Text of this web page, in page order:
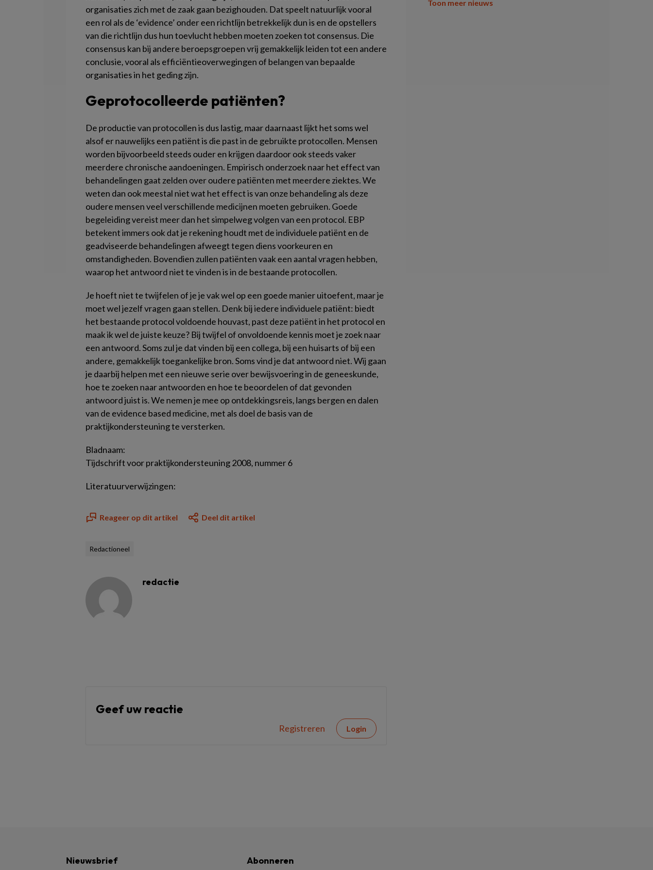
organisaties zich met de zaak gaan bezighouden. Dat speelt natuurlijk vooral
een rol als de ‘evidence’ onder een richtlijn betrekkelijk dun is en de opstellers
van die richtlijn dus hun toevlucht hebben moeten zoeken tot consensus. Die
consensus kan bij andere beroepsgroepen vrij gemakkelijk leiden tot een andere
conclusie, vooral als efficiëntieoverwegingen of belangen van bepaalde
organisaties in het geding zijn.
Geprotocolleerde patiënten?
De productie van protocollen is dus lastig, maar daarnaast lijkt het soms wel
alsof er nauwelijks een patiënt is die past in de gebruikte protocollen. Mensen
worden bijvoorbeeld steeds ouder en krijgen daardoor ook steeds vaker
meerdere chronische aandoeningen. Empirisch onderzoek naar het effect van
behandelingen gaat zelden over oudere patiënten met meerdere ziektes. We
weten dan ook meestal niet wat het effect is van onze behandeling als deze
oudere mensen veel verschillende medicijnen moeten gebruiken. Goede
begeleiding vereist meer dan het simpelweg volgen van een protocol. EBP
betekent immers ook dat je rekening houdt met de individuele patiënt en de
geadviseerde behandelingen afweegt tegen diens voorkeuren en
omstandigheden. Bovendien zullen patiënten vaak een aantal vragen hebben,
waarop het antwoord niet te vinden is in de bestaande protocollen.
Je hoeft niet te twijfelen of je je vak wel op een goede manier uitoefent, maar je
moet wel jezelf vragen gaan stellen. Denk bij iedere individuele patiënt: biedt
het bestaande protocol voldoende houvast, past deze patiënt in het protocol en
maak ik wel de juiste keuze? Bij twijfel of onvoldoende kennis moet je zoek naar
een antwoord. Soms zul je dat vinden bij een collega, bij een huisarts of bij een
andere, gemakkelijk toegankelijke bron. Soms vind je dat antwoord niet. Wij gaan
je daarbij helpen met een nieuwe serie over bewijsvoering in de geneeskunde,
hoe te zoeken naar antwoorden en hoe te beoordelen of dat gevonden
antwoord juist is. We nemen je mee op ontdekkingsreis, langs bergen en dalen
van de evidence based medicine, met als doel de basis van de
praktijkondersteuning te versterken.
Bladnaam:
Tijdschrift voor praktijkondersteuning 2008, nummer 6
Literatuurverwijzingen:
Reageer op dit artikel Deel dit artikel
Redactioneel
redactie
Geef uw reactie
Registreren Login
Toon meer nieuws
Nieuwsbrief Abonneren